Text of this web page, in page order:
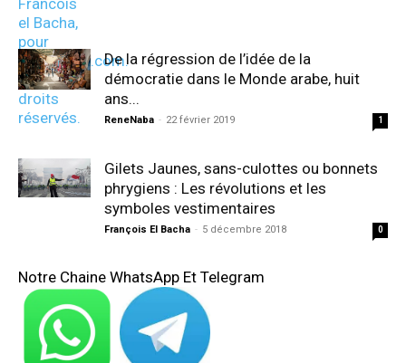
De la régression de l’idée de la
démocratie dans le Monde arabe, huit
ans...
ReneNaba - 22 février 2019 1
Gilets Jaunes, sans-culottes ou bonnets
phrygiens : Les révolutions et les
symboles vestimentaires
François El Bacha - 5 décembre 2018 0
Notre Chaine WhatsApp Et Telegram